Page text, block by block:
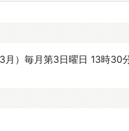
）毎月第3日曜日 13時30